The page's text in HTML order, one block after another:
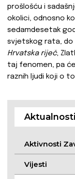
prošlošću i
okolici, odnosno
sedamdesetak
svjetskog rata, do
Hrvatska riječ,
taj fenomen, pa
raznih ljudi koji o
Aktualnosti
Aktivnosti
Vijesti